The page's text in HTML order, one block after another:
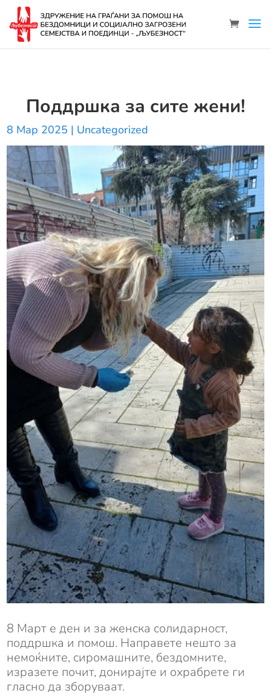
Поддршка за сите жени!
8 Мар 2025 | Uncategorized
8 Март е ден и за женска солидарност,
поддршка и помош. Направете нешто за
немоќните, сиромашните, бездомните,
изразете почит, донирајте и охрабрете ги
гласно да зборуваат.